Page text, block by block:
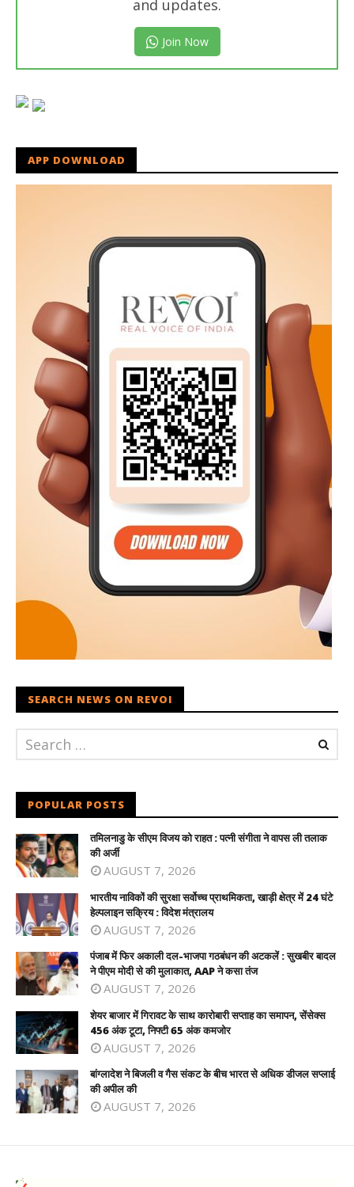
and updates.
Join Now
APP DOWNLOAD
SEARCH NEWS ON REVOI
POPULAR POSTS
तमिलनाडु के सीएम विजय को राहत : पत्नी संगीता ने वापस ली तलाक
की अर्जी
AUGUST 7, 2026
भारतीय नाविकों की सुरक्षा सर्वोच्च प्राथमिकता, खाड़ी क्षेत्र में 24 घंटे
हेल्पलाइन सक्रिय : विदेश मंत्रालय
AUGUST 7, 2026
पंजाब में फिर अकाली दल-भाजपा गठबंधन की अटकलें : सुखबीर बादल
ने पीएम मोदी से की मुलाकात, AAP ने कसा तंज
AUGUST 7, 2026
शेयर बाजार में गिरावट के साथ कारोबारी सप्ताह का समापन, सेंसेक्स
456 अंक टूटा, निफ्टी 65 अंक कमजोर
AUGUST 7, 2026
बांग्लादेश ने बिजली व गैस संकट के बीच भारत से अधिक डीजल सप्लाई
की अपील की
AUGUST 7, 2026